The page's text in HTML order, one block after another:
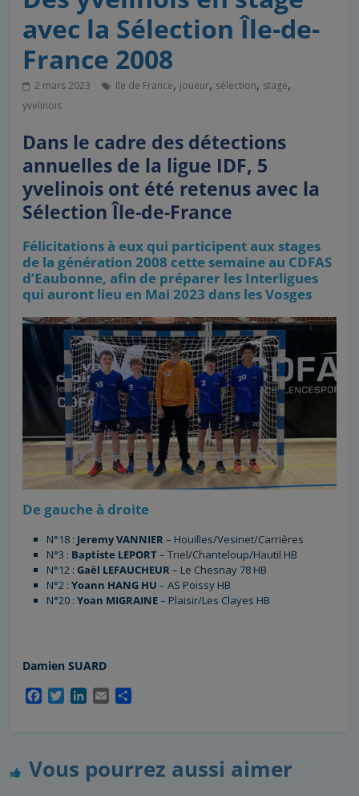
avec la Sélection Île-de-
France 2008
2 mars 2023 Ile de France, joueur, sélection, stage,
yvelinois
Dans le cadre des détections
annuelles de la ligue IDF, 5
yvelinois ont été retenus avec la
Sélection Île-de-France
Félicitations à eux qui participent aux stages
de la génération 2008 cette semaine au CDFAS
d’Eaubonne, afin de préparer les Interligues
qui auront lieu en Mai 2023 dans les Vosges
De gauche à droite
N°18 : Jeremy VANNIER– Houilles/Vesinet/Carrières
N°3 : Baptiste LEPORT– Triel/Chanteloup/Hautil HB
N°12 :Gaël LEFAUCHEUR– Le Chesnay 78 HB
N°2 :Yoann HANG HU – AS Poissy HB
N°20 :Yoan MIGRAINE– Plaisir/Les Clayes HB
Damien SUARD
F
b
o
T
e
d
E
g
Vous pourrez aussi aimer